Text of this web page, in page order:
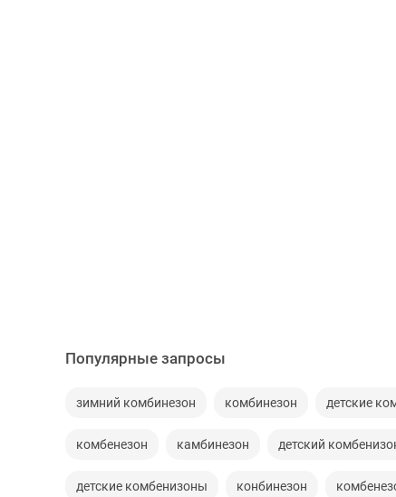
Популярные запросы
зимний комбинезон комбинезон детские
комбенезон камбинезон детский
детские комбенизоны конбинезон